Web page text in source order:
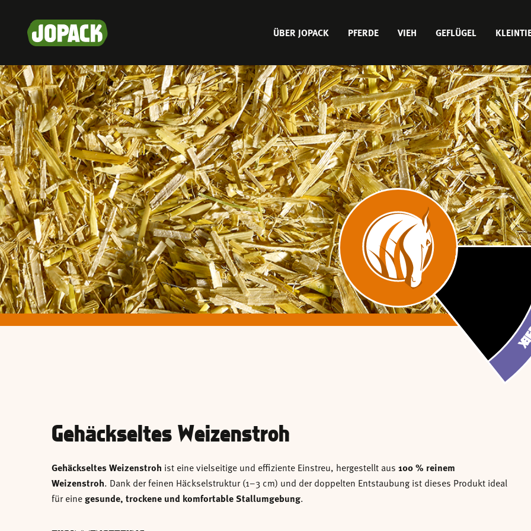
MAIN
ÜBER JOPACK PFERDE VIEH GEFLÜGEL
JO-
JO-
Gehäckseltes Weizenstroh
Gehäckseltes Weizenstroh ist eine vielseitige und effiziente Einstreu, hergestellt aus 100 % reinem
Weizenstroh. Dank der feinen Häckselstruktur (1–3 cm) und der doppelten Entstaubung ist dieses Produkt ideal
für einegesunde, trockene und komfortable Stallumgebung.